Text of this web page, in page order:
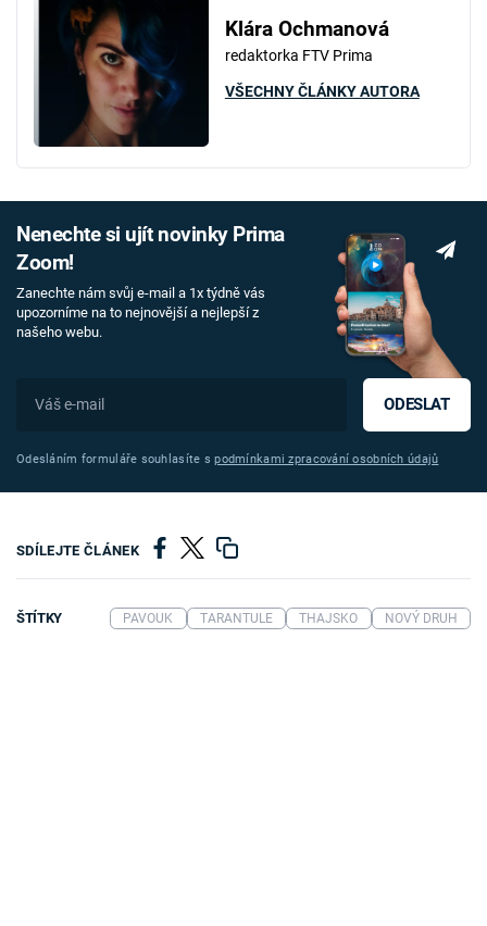
Klára Ochmanová
redaktorka FTV Prima
VŠECHNY ČLÁNKY AUTORA
Nenechte si ujít novinky Prima
Zoom!
Zanechte nám svůj e-mail a 1x týdně vás
upozorníme na to nejnovější a nejlepší z
našeho webu.
ODESLAT
Odesláním formuláře souhlasíte spodmínkami zpracování osobních údajů
SDÍLEJTE ČLÁNEK
ŠTÍTKY PAVOUK TARANTULE THAJSKO NOVÝ DRUH